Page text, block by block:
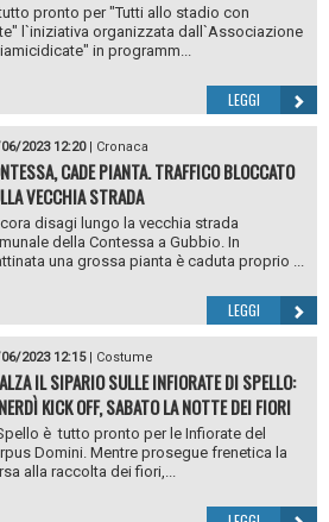
pronto per "Tutti allo stadio con
l`iniziativa organizzata dall`Associazione
in programm...
LEGGI
2023 12:20| Cronaca
CADE PIANTA. TRAFFICO BLOCCATO
VECCHIA STRADA
disagi lungo la vecchia strada
della Contessa a Gubbio. In
una grossa pianta è caduta proprio ...
LEGGI
2023 12:15| Costume
IL SIPARIO SULLE INFIORATE DI SPELLO:
KICK OFF, SABATO LA NOTTE DEI FIORI
è tutto pronto per le Infiorate del
Domini. Mentre prosegue frenetica la
alla raccolta dei fiori,...